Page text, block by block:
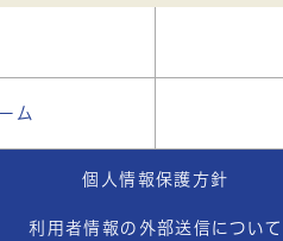
ム
個人情報保護方針
利用者情報の外部送信について